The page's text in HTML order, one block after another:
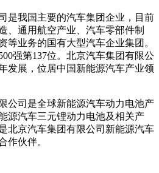
是我国主要的汽车集团企业，目前
、通用航空产业、汽车零部件制
等业务的国有大型汽车企业集团。
强第137位。北京汽车集团有限公
发展，位居中国新能源汽车产业领
公司是全球新能源汽车动力电池产
源汽车三元锂动力电池及相关产
北京汽车集团有限公司新能源汽车
作伙伴。